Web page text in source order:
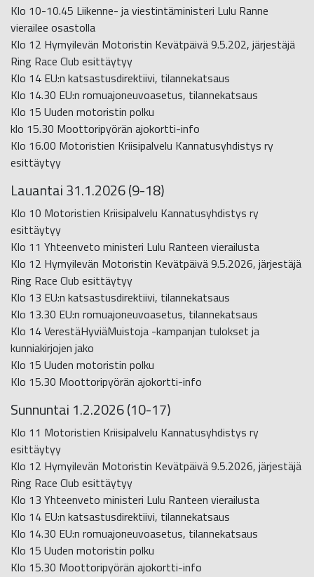
Klo 10-10.45 Liikenne- ja viestintäministeri Lulu Ranne
vierailee osastolla
Klo 12 Hymyilevän Motoristin Kevätpäivä 9.5.202, järjestäjä
Ring Race Club esittäytyy
Klo 14 EU:n katsastusdirektiivi, tilannekatsaus
Klo 14.30 EU:n romuajoneuvoasetus, tilannekatsaus
Klo 15 Uuden motoristin polku
klo 15.30 Moottoripyörän ajokortti-info
Klo 16.00 Motoristien Kriisipalvelu Kannatusyhdistys ry
esittäytyy
Lauantai 31.1.2026 (9-18)
Klo 10 Motoristien Kriisipalvelu Kannatusyhdistys ry
esittäytyy
Klo 11 Yhteenveto ministeri Lulu Ranteen vierailusta
Klo 12 Hymyilevän Motoristin Kevätpäivä 9.5.2026, järjestäjä
Ring Race Club esittäytyy
Klo 13 EU:n katsastusdirektiivi, tilannekatsaus
Klo 13.30 EU:n romuajoneuvoasetus, tilannekatsaus
Klo 14 VerestäHyviäMuistoja -kampanjan tulokset ja
kunniakirjojen jako
Klo 15 Uuden motoristin polku
Klo 15.30 Moottoripyörän ajokortti-info
Sunnuntai 1.2.2026 (10-17)
Klo 11 Motoristien Kriisipalvelu Kannatusyhdistys ry
esittäytyy
Klo 12 Hymyilevän Motoristin Kevätpäivä 9.5.2026, järjestäjä
Ring Race Club esittäytyy
Klo 13 Yhteenveto ministeri Lulu Ranteen vierailusta
Klo 14 EU:n katsastusdirektiivi, tilannekatsaus
Klo 14.30 EU:n romuajoneuvoasetus, tilannekatsaus
Klo 15 Uuden motoristin polku
Klo 15.30 Moottoripyörän ajokortti-info